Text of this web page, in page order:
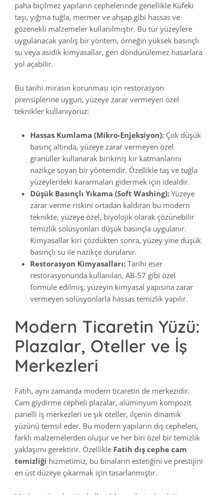
paha biçilmez yapıların cephelerinde genellikle Küfeki
taşı, yığma tuğla, mermer ve ahşap gibi hassas ve
gözenekli malzemeler kullanılmıştır. Bu tür yüzeylere
uygulanacak yanlış bir yöntem, örneğin yüksek basınçlı
su veya asidik kimyasallar, geri döndürülemez hasarlara
yol açabilir.
Bu tarihi mirasın korunması için restorasyon
prensiplerine uygun, yüzeye zarar vermeyen özel
teknikler kullanıyoruz:
Hassas Kumlama (Mikro-Enjeksiyon): Çok düşük
basınç altında, yüzeye zarar vermeyen özel
granüller kullanarak birikmiş kir katmanlarını
nazikçe soyan bir yöntemdir. Özellikle taş ve tuğla
yüzeylerdeki kararmaları gidermek için idealdir.
Düşük Basınçlı Yıkama (Soft Washing): Yüzeye
zarar verme riskini ortadan kaldıran bu modern
teknikte, yüzeye özel, biyolojik olarak çözünebilir
temizlik solüsyonları düşük basınçla uygulanır.
Kimyasallar kiri çözdükten sonra, yüzey yine düşük
basınçlı su ile nazikçe durulanır.
Restorasyon Kimyasalları: Tarihi eser
restorasyonunda kullanılan, AB-57 gibi özel
formüle edilmiş, yüzeyin kimyasal yapısına zarar
vermeyen solüsyonlarla hassas temizlik yapılır.
Modern Ticaretin Yüzü:
Plazalar, Oteller ve İş
Merkezleri
Fatih, aynı zamanda modern ticaretin de merkezidir.
Cam giydirme cepheli plazalar, alüminyum kompozit
panelli iş merkezleri ve şık oteller, ilçenin dinamik
yüzünü temsil eder. Bu modern yapıların dış cepheleri,
farklı malzemelerden oluşur ve her biri özel bir temizlik
yaklaşımı gerektirir. Özellikle Fatih dış cephe cam
temizliği hizmetimiz, bu binaların estetiğini ve prestijini
en üst düzeye çıkarmak için tasarlanmıştır.